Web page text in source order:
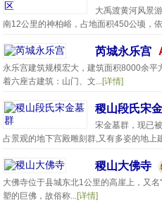
大禹渡黄河风景
南12公里的神柏峪，占地面积450公顷，
芮城永乐宫
永乐宫建筑规模宏大，建筑面积8000余
着六座古建筑：山门、文...[详情]
稷山段氏宋
宋金墓群，现已
占景观的地下宫殿雕刻群,又有多姿的地上
稷山大佛寺
大佛寺位于县城东北1公里的高崖上，又名
塑的巨佛，故俗称...[详情]